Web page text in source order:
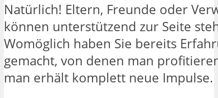
Natürlich! Eltern, Freunde oder
können unterstützend zur Seite
Womöglich haben Sie bereits
gemacht, von denen man
man erhält komplett neue Impulse.